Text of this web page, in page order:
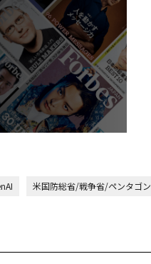
米国防総省/戦争省/ペンタゴン